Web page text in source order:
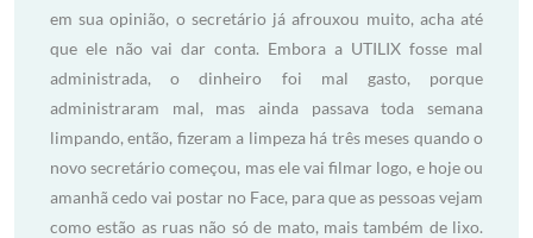
em sua opinião, o secretário já afrouxou muito, acha até
que ele não vai dar conta. Embora a UTILIX fosse mal
administrada, o dinheiro foi mal gasto, porque
administraram mal, mas ainda passava toda semana
limpando, então, fizeram a limpeza há três meses quando o
novo secretário começou, mas ele vai filmar logo, e hoje ou
amanhã cedo vai postar no Face, para que as pessoas vejam
como estão as ruas não só de mato, mais também de lixo.